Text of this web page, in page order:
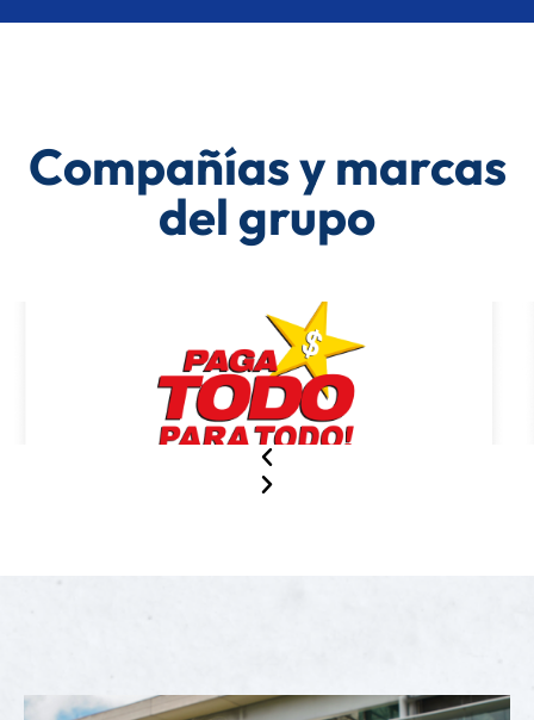
Compañías y marcas
del grupo